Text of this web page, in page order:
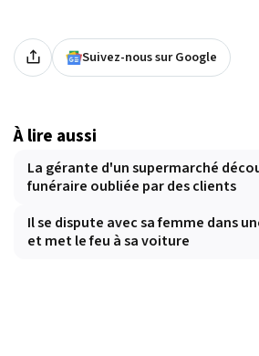
Suivez-nous sur Google
À lire aussi
La gérante d'un supermarché
funéraire oubliée par des clients
Il se dispute avec sa femme dans
et met le feu à sa voiture